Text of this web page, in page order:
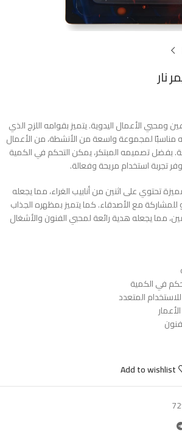
نار
ومحبي الأعمال اليدوية. يتميز بقوامه اللزج الذي
مناسبًا لمجموعة واسعة من الأنشطة، من الأعمال
بفضل تصميمه المبتكر، يمكن التحكم في الكمية
تجربة استخدام مريحة وفعالة.
تحتوي على اثنين من أنابيب الغراء، مما يجعله
للمشاركة مع الأصدقاء. كما يتميز بمظهره الجذاب
مما يجعله هدية رائعة لمحبي الفنون والأشغال
في الكمية
المتعدد
Add to wishlist